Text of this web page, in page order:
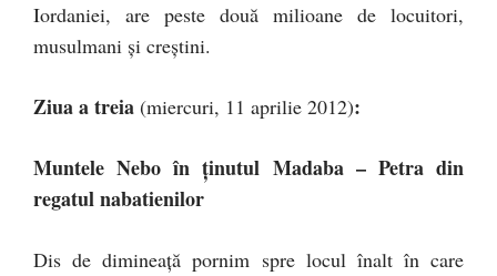
Iordaniei, are peste două milioane de locuitori,
musulmani şi creştini.
Ziua a treia (miercuri, 11 aprilie 2012):
Muntele Nebo în ţinutul Madaba – Petra din
regatul nabatienilor
Dis de dimineaţă pornim spre locul înalt în care